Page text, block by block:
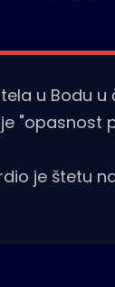
u Bodu
"opasnost
je štetu